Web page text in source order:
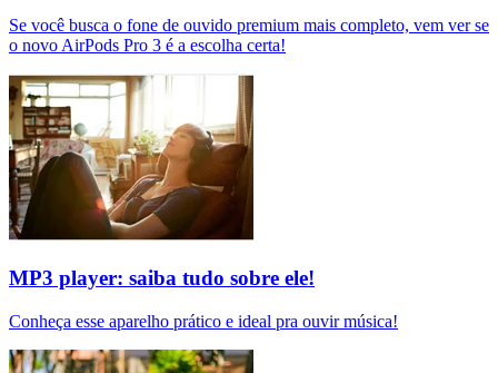
Se você busca o fone de ouvido premium mais completo, vem ver se
o novo AirPods Pro 3 é a escolha certa!
MP3 player: saiba tudo sobre ele!
Conheça esse aparelho prático e ideal pra ouvir música!